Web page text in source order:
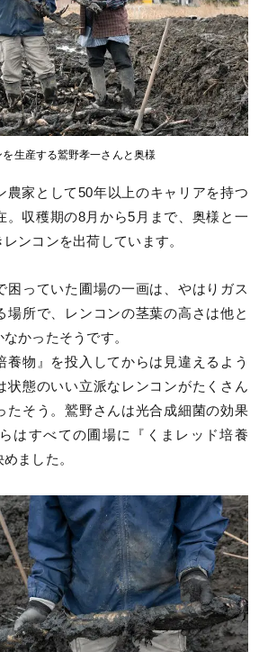
を生産する鷲野孝一さんと奥様
農家として50年以上のキャリアを持つ
。収穫期の8月から5月まで、奥様と一
ンコンを出荷しています。
困っていた圃場の一画は、やはりガス
場所で、レンコンの茎葉の高さは他と
かったそうです。
養物』を投入してからは見違えるよう
状態のいい立派なレンコンがたくさん
たそう。鷲野さんは光合成細菌の効果
はすべての圃場に『くまレッド培養
ました。